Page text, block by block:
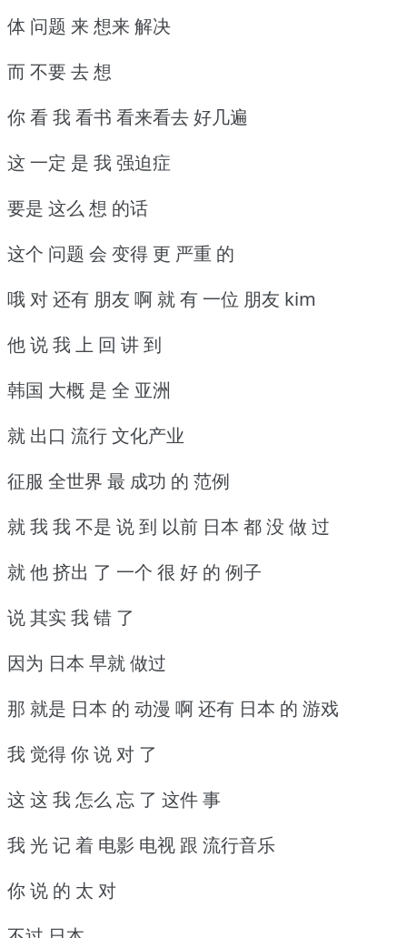
体 问题 来 想来 解决
而 不要 去 想
你 看 我 看书 看来看去 好几遍
这 一定 是 我 强迫症
要是 这么 想 的话
这个 问题 会 变得 更 严重 的
哦 对 还有 朋友 啊 就 有 一位 朋友 kim
他 说 我 上 回 讲 到
韩国 大概 是 全 亚洲
就 出口 流行 文化产业
征服 全世界 最 成功 的 范例
就 我 我 不是 说 到 以前 日本 都 没 做 过
就 他 挤出 了 一个 很 好 的 例子
说 其实 我 错 了
因为 日本 早就 做过
那 就是 日本 的 动漫 啊 还有 日本 的 游戏
我 觉得 你 说 对 了
这 这 我 怎么 忘 了 这件 事
我 光 记 着 电影 电视 跟 流行音乐
你 说 的 太 对